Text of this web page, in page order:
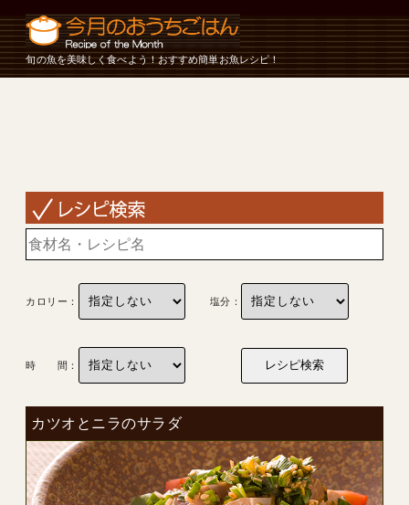
旬の魚を美味しく食べよう！おすすめ簡単お魚レシピ！
カロリー： 塩分：
時 間：
カツオとニラのサラダ